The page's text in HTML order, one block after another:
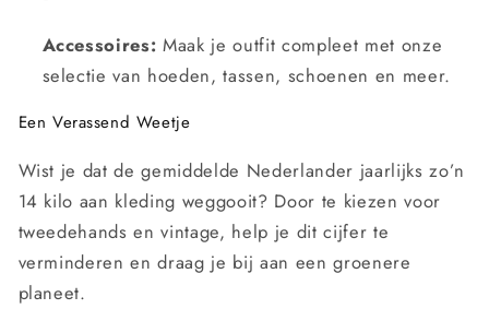
Accessoires: Maak je outfit compleet met onze
selectie van hoeden, tassen, schoenen en meer.
Een Verassend Weetje
Wist je dat de gemiddelde Nederlander jaarlijks zo’n
14 kilo aan kleding weggooit? Door te kiezen voor
tweedehands en vintage, help je dit cijfer te
verminderen en draag je bij aan een groenere
planeet.